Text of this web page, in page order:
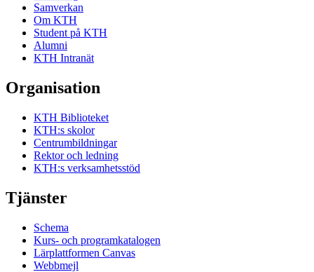
Samverkan
Om KTH
Student på KTH
Alumni
KTH Intranät
Organisation
KTH Biblioteket
KTH:s skolor
Centrumbildningar
Rektor och ledning
KTH:s verksamhetsstöd
Tjänster
Schema
Kurs- och programkatalogen
Lärplattformen Canvas
Webbmejl